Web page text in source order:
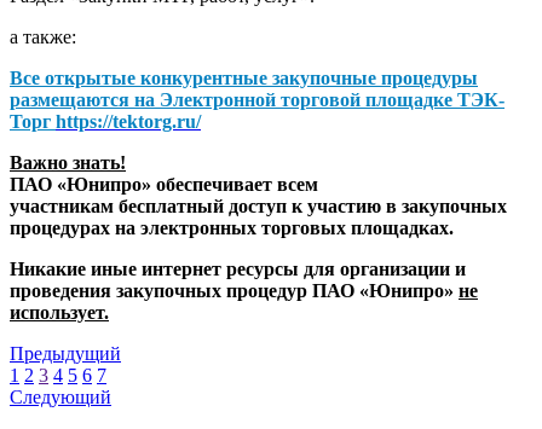
а также:
Все открытые конкурентные закупочные процедуры
размещаются на Электронной торговой площадке ТЭК-
Торг https://tektorg.ru/
Важно знать!
ПАО «Юнипро» обеспечивает всем
участникам бесплатный доступ к участию в закупочных
процедурах на электронных торговых площадках.
Никакие иные интернет ресурсы для организации и
проведения закупочных процедур ПАО «Юнипро» не
использует.
Предыдущий
1 2 3 4 5 6 7
Следующий